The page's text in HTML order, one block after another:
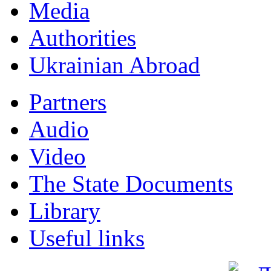
Мedia
Authorities
Ukrainian Abroad
Partners
Audio
Video
The State Documents
Library
Useful links